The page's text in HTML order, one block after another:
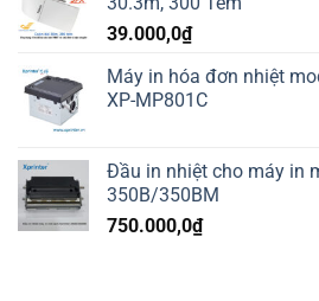
39.000,0₫
Máy in hóa đơn nhiệt
XP-MP801C
Đầu in nhiệt cho máy in
350B/350BM
750.000,0₫